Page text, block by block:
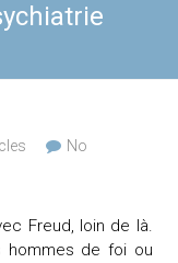
No
Freud, loin de là.
hommes de foi ou